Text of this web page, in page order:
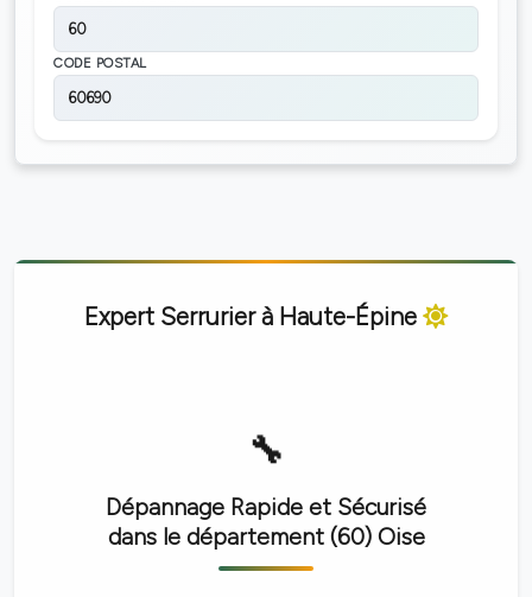
60
CODE POSTAL
60690
Expert Serrurier à Haute-Épine
Dépannage Rapide et Sécurisé
dans le département (60) Oise